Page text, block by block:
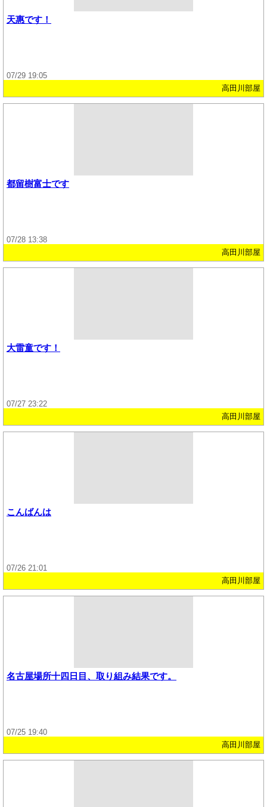
天惠です！
07/29 19:05
高田川部屋
都留樹富士です
07/28 13:38
高田川部屋
大雷童です！
07/27 23:22
高田川部屋
こんばんは
07/26 21:01
高田川部屋
名古屋場所十四日目、取り組み結果です。
07/25 19:40
高田川部屋